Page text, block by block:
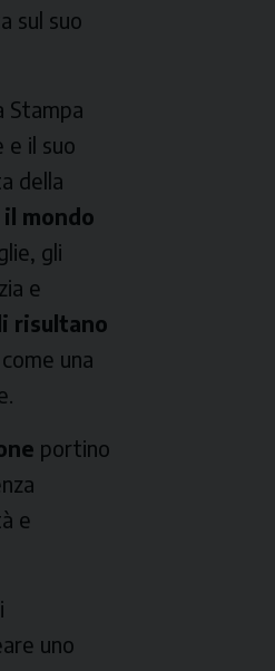
sul suo
Stampa
e il suo
della
mondo
gli
e
risultano
una
portino
e
uno